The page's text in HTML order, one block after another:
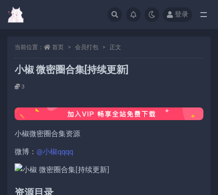
登录
当前位置： 首页 会员打包 正文
小椒 微密圈合集[持续更新]
3
小椒微密圈合集资源
微博： @小椒qqqq
资源目录